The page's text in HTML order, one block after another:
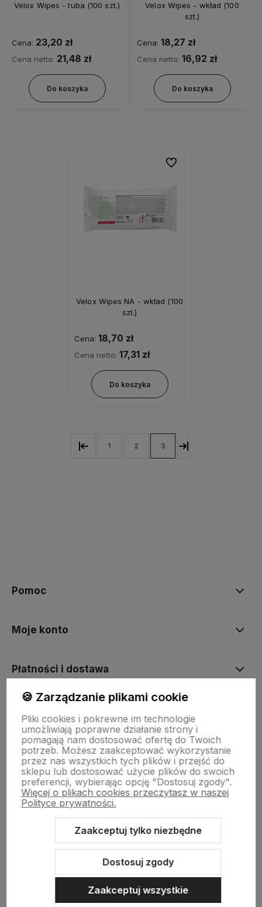
Velox Wipes - tuba (100 szt.)
Cena: 23,20 zł
Cena netto: 21,48 zł
Do koszyka
Velox Wipes - wkład (100
szt.)
Cena: 18,27 zł
Cena netto: 16,92 zł
Do koszyka
Velox Wipes NA - wkład (100
szt.)
Cena: 18,70 zł
Cena netto: 17,31 zł
Do koszyka
Do ulubionych
1 2 3
Pomoc
Moje konto
Płatności i dostawa
O nas
Sklep internetowy Shoper.pl Szablon Shoper Modern 3.0™
GrowCommerce
🍪 Zarządzanie plikami cookie
Pliki cookies i pokrewne im technologie
umożliwiają poprawne działanie strony i
pomagają nam dostosować ofertę do Twoich
potrzeb. Możesz zaakceptować wykorzystanie
przez nas wszystkich tych plików i przejść do
sklepu lub dostosować użycie plików do swoich
preferencji, wybierając opcję "Dostosuj zgody".
Więcej o plikach cookies przeczytasz w naszej
Polityce prywatności.
Zaakceptuj tylko niezbędne
Dostosuj zgody
Zaakceptuj wszystkie